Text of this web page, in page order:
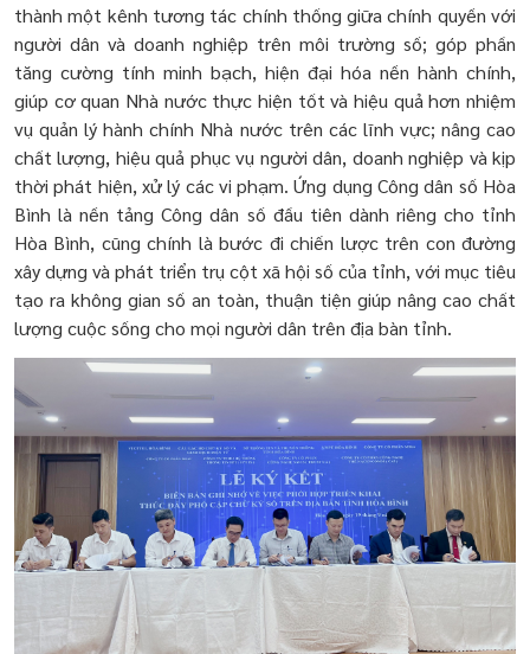
thành một kênh tương tác chính thống giữa chính quyền với
người dân và doanh nghiệp trên môi trường số; góp phần
tăng cường tính minh bạch, hiện đại hóa nền hành chính,
giúp cơ quan Nhà nước thực hiện tốt và hiệu quả hơn nhiệm
vụ quản lý hành chính Nhà nước trên các lĩnh vực; nâng cao
chất lượng, hiệu quả phục vụ người dân, doanh nghiệp và kịp
thời phát hiện, xử lý các vi phạm. Ứng dụng Công dân số Hòa
Bình là nền tảng Công dân số đầu tiên dành riêng cho tỉnh
Hòa Bình, cũng chính là bước đi chiến lược trên con đường
xây dựng và phát triển trụ cột xã hội số của tỉnh, với mục tiêu
tạo ra không gian số an toàn, thuận tiện giúp nâng cao chất
lượng cuộc sống cho mọi người dân trên địa bàn tỉnh.